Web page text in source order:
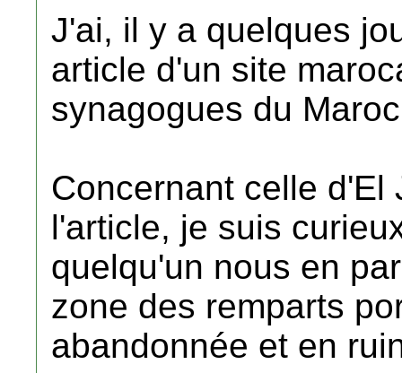
J'ai, il y a quelques
article d'un site
synagogues du
Concernant celle d'El
l'article, je suis
quelqu'un nous en
zone des remparts
abandonnée et en